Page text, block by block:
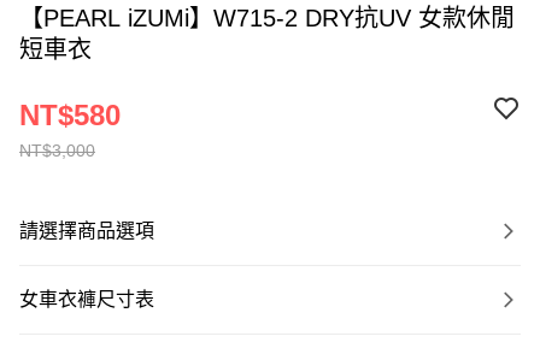
【PEARL iZUMi】W715-2 DRY抗UV 女款休閒
短車衣
NT$3,000
NT$580
請選擇商品選項
女車衣褲尺寸表